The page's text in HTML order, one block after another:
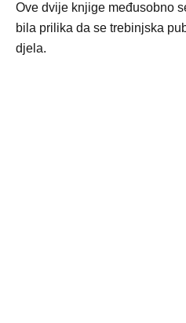
Ove dvije knjige međusobno
bila prilika da se trebinjska
djela.